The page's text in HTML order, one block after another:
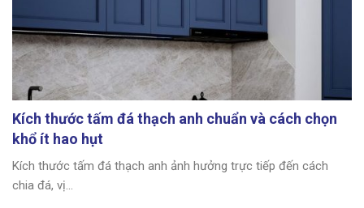
Kích thước tấm đá thạch anh chuẩn và cách chọn
khổ ít hao hụt
Kích thước tấm đá thạch anh ảnh hưởng trực tiếp đến cách
chia đá, vị...